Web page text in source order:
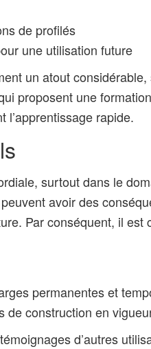
de profilés
une utilisation future
un atout
proposent une
l’apprentissage rapide.
surtout dans le
avoir des
Par conséquent, il
permanentes et
de construction en
d’autres